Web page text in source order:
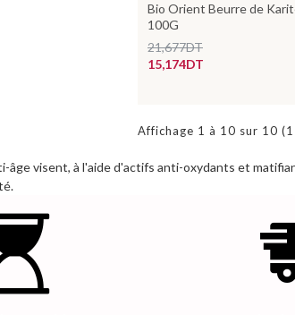
Bio Orient Beurre de
100G
15,174DT
21,677DT
Affichage 1 à 10 sur 10 (1
âge visent, à l'aide d'actifs anti-oxydants et